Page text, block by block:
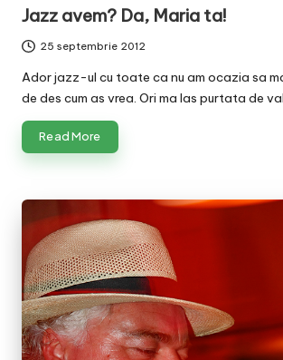
Jazz avem? Da, Maria ta!
25 septembrie 2012
Ador jazz-ul cu toate ca nu am ocazia sa
de des cum as vrea. Ori ma las purtata de
Read More